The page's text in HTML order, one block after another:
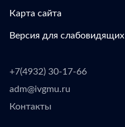
Карта сайта
Версия для слабовидящих
+7(4932) 30-17-66
adm@ivgmu.ru
Контакты